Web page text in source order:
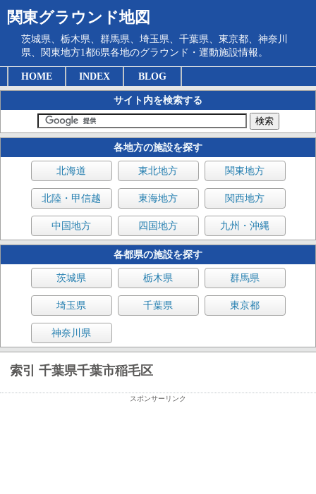
関東グラウンド地図
茨城県、栃木県、群馬県、埼玉県、千葉県、東京都、神奈川
県、関東地方1都6県各地のグラウンド・運動施設情報。
HOME INDEX BLOG
サイト内を検索する
各地方の施設を探す
北海道 東北地方 関東地方
北陸・甲信越 東海地方 関西地方
中国地方 四国地方 九州・沖縄
各都県の施設を探す
茨城県 栃木県 群馬県
埼玉県 千葉県 東京都
神奈川県
索引 千葉県千葉市稲毛区
スポンサーリンク